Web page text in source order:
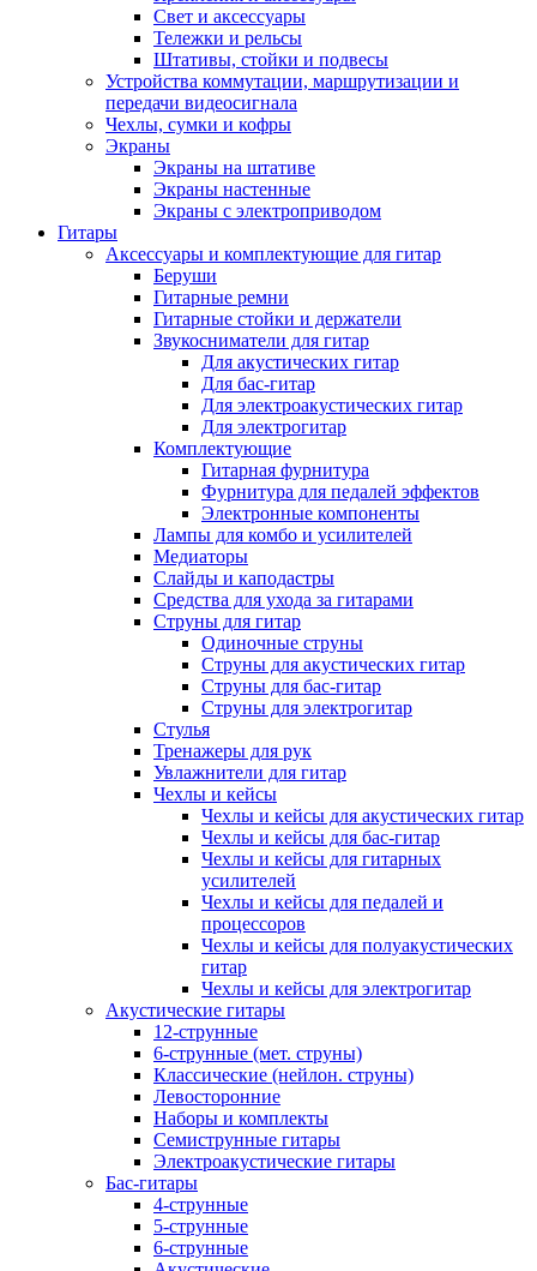
Свет и аксессуары
Тележки и рельсы
Штативы, стойки и подвесы
Устройства коммутации, маршрутизации и
передачи видеосигнала
Чехлы, сумки и кофры
Экраны
Экраны на штативе
Экраны настенные
Экраны с электроприводом
Гитары
Аксессуары и комплектующие для гитар
Беруши
Гитарные ремни
Гитарные стойки и держатели
Звукосниматели для гитар
Для акустических гитар
Для бас-гитар
Для электроакустических гитар
Для электрогитар
Комплектующие
Гитарная фурнитура
Фурнитура для педалей эффектов
Электронные компоненты
Лампы для комбо и усилителей
Медиаторы
Слайды и каподастры
Средства для ухода за гитарами
Струны для гитар
Одиночные струны
Струны для акустических гитар
Струны для бас-гитар
Струны для электрогитар
Стулья
Тренажеры для рук
Увлажнители для гитар
Чехлы и кейсы
Чехлы и кейсы для акустических гитар
Чехлы и кейсы для бас-гитар
Чехлы и кейсы для гитарных
усилителей
Чехлы и кейсы для педалей и
процессоров
Чехлы и кейсы для полуакустических
гитар
Чехлы и кейсы для электрогитар
Акустические гитары
12-струнные
6-струнные (мет. струны)
Классические (нейлон. струны)
Левосторонние
Наборы и комплекты
Семиструнные гитары
Электроакустические гитары
Бас-гитары
4-струнные
5-струнные
6-струнные